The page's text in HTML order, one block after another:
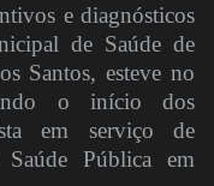
e diagnósticos
de Saúde de
Santos, esteve no
o início dos
em serviço de
Pública em